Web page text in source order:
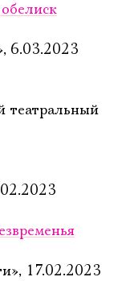
6.03.2023
театральный
17.02.2023